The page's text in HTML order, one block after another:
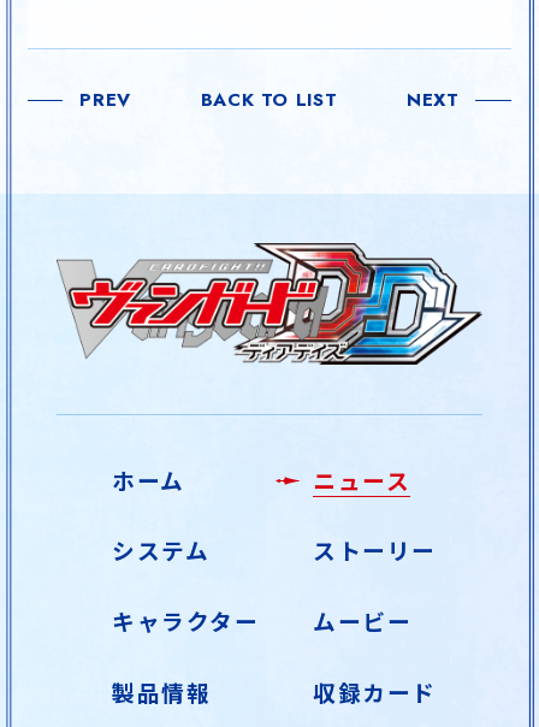
PREV BACK TO LIST NEXT
ホーム ニュース
システム ストーリー
キャラクター ムービー
製品情報 収録カード